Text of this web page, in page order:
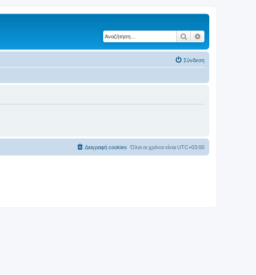
Αναζήτηση
Σύνδεση
Όλοι οι χρόνοι είναι UTC+03:00
Διαγραφή cookies